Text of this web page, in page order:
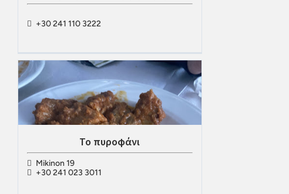
+30 241 110 3222
Το πυροφάνι
Mikinon 19
+30 241 023 3011